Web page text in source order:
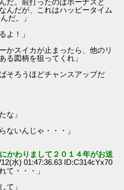
んだが、これはハッピータイム
だ。」
よ！」
かスイカが止まったら、他のリ
る図柄を狙ってくれ」
そろうほどチャンスアップだ
な」
ないんじゃ・・・」
かわりまして２０１４年がお送
水) 01:47:36.63 ID:C314cYx70
て・・・」
て」